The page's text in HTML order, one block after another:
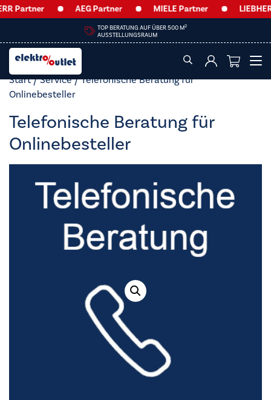
Partner AEG Partner MIELE Partner
TOP BERATUNG AUF ÜBER 500 M2
AUSSTELLUNGSRAUM
Start/Service/ Telefonische Beratung für
Onlinebesteller
Telefonische Beratung für
Onlinebesteller